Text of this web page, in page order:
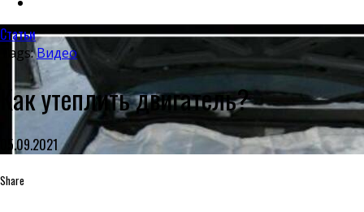
Статьи
Tags:Видео
Как утеплить двигатель?
05.09.2021
Share